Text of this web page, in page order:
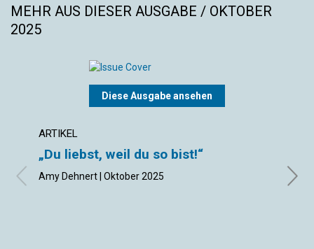
MEHR AUS DIESER AUSGABE / OKTOBER
2025
Diese Ausgabe ansehen
ARTIKEL
„Du liebst, weil du so bist!“
Amy Dehnert | Oktober 2025
der